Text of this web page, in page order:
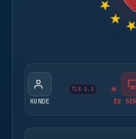
KUNDE
TLS 1.3
EU